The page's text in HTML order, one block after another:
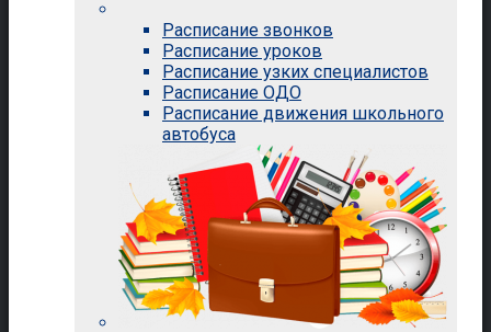
Расписание звонков
Расписание уроков
Расписание узких специалистов
Расписание ОДО
Расписание движения школьного
автобуса